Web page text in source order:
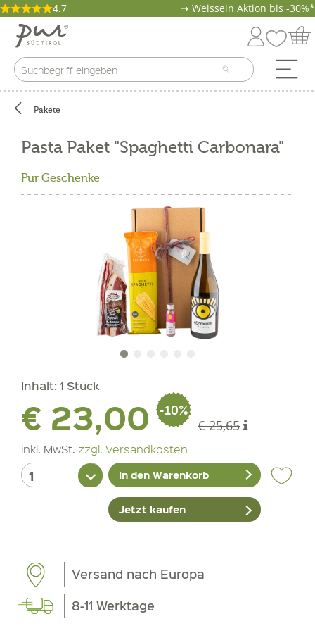
4.7 ➝ Weissein Aktion bis -30%*
Pakete
Pasta Paket "Spaghetti Carbonara"
Pur Geschenke
Inhalt: 1 Stück
€ 23,00 -10%
€ 25,65
inkl. MwSt. zzgl. Versandkosten
In den Warenkorb
Jetzt kaufen
Versand nach Europa
8-11 Werktage